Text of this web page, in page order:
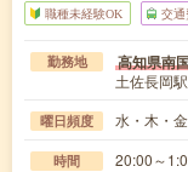
職種未経験OK 交通
勤務地 高知県南
土佐長岡
曜日頻度 水・木・
時間 20:00～